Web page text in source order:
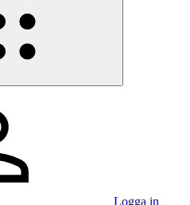
Logga in